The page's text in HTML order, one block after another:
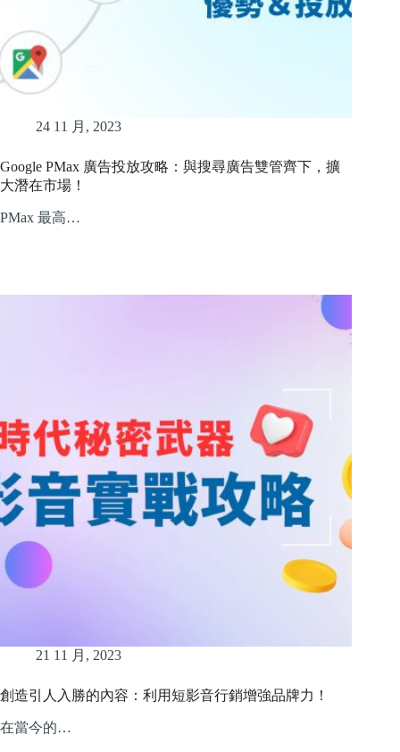
24 11 月, 2023
Google PMax 廣告投放攻略：與搜尋廣告雙管齊下，擴
大潛在市場！
PMax 最高…
21 11 月, 2023
創造引人入勝的內容：利用短影音行銷增強品牌力！
在當今的…